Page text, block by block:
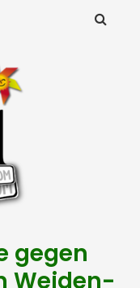
gegen
Weiden-